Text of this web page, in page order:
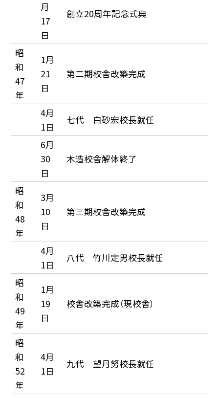
月
17
日
創立20周年記念式典
昭
和
47
年
1月
21
日
第二期校舎改築完成
4月
1日
七代 白砂宏校長就任
6月
30
日
木造校舎解体終了
昭
和
48
年
3月
10
日
第三期校舎改築完成
4月
1日
八代 竹川定男校長就任
昭
和
49
年
1月
19
日
校舎改築完成（現校舎）
昭
和
52
年
4月
1日
九代 望月努校長就任